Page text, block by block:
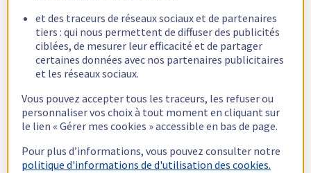
et des traceurs de réseaux sociaux et de partenaires
tiers : qui nous permettent de diffuser des publicités
ciblées, de mesurer leur efficacité et de partager
certaines données avec nos partenaires publicitaires
et les réseaux sociaux.
Vous pouvez accepter tous les traceurs, les refuser ou
personnaliser vos choix à tout moment en cliquant sur
le lien « Gérer mes cookies » accessible en bas de page.
Pour plus d’informations, vous pouvez consulter notre
politique d'informations de d'utilisation des cookies.